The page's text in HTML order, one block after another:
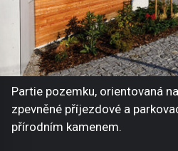
Partie pozemku, orientovaná
zpevněné příjezdové a
přírodním kamenem.